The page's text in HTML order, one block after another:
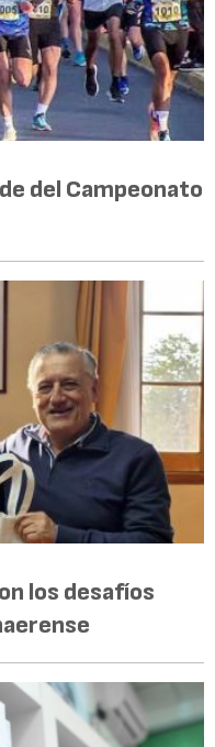
del Campeonato
los desafíos